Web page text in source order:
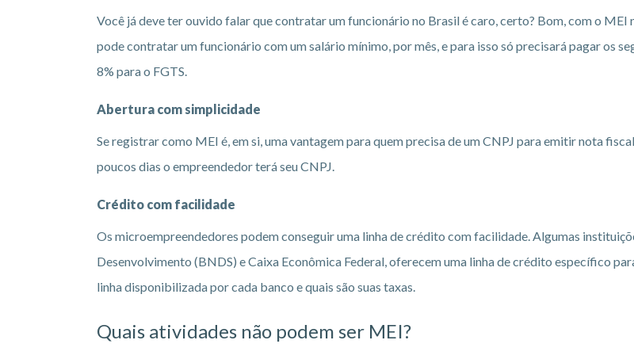
Você já deve ter ouvido falar que contratar um funcionário no Brasil é caro, certo? Bom, com o
pode contratar um funcionário com um salário mínimo, por mês, e para isso só precisará pagar os
8% para o FGTS.
Abertura com simplicidade
Se registrar como MEI é, em si, uma vantagem para quem precisa de um CNPJ para emitir nota
poucos dias o empreendedor terá seu CNPJ.
Crédito com facilidade
Os microempreendedores podem conseguir uma linha de crédito com facilidade. Algumas
Desenvolvimento (BNDS) e Caixa Econômica Federal, oferecem uma linha de crédito específico
linha disponibilizada por cada banco e quais são suas taxas.
Quais atividades não podem ser MEI?